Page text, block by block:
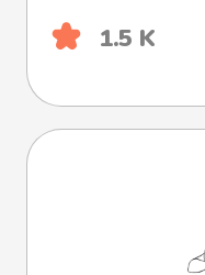
1.5 K